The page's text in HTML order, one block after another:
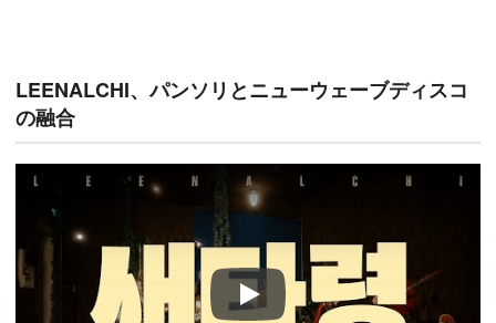
LEENALCHI、パンソリとニューウェーブディスコ
の融合
Play